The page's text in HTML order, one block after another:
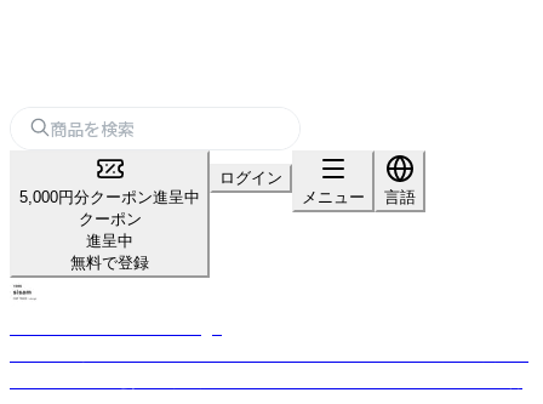
5,000円分クーポン進呈中
クーポン
進呈中
無料で登録
ログイン
メニュー
言語